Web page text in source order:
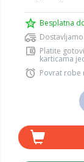
Besplatna
Platite
karticama
Povrat robe